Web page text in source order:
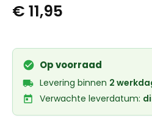
€ 11,95
Op voorraad
Levering binnen 2
Verwachte leverdatum: